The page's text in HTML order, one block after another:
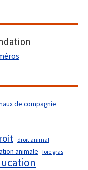
de compagnie
droit animal
animale foie gras